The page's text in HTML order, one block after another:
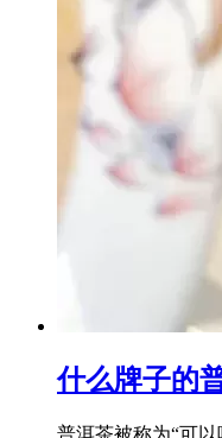
什么牌子的
普洱茶被称为“可